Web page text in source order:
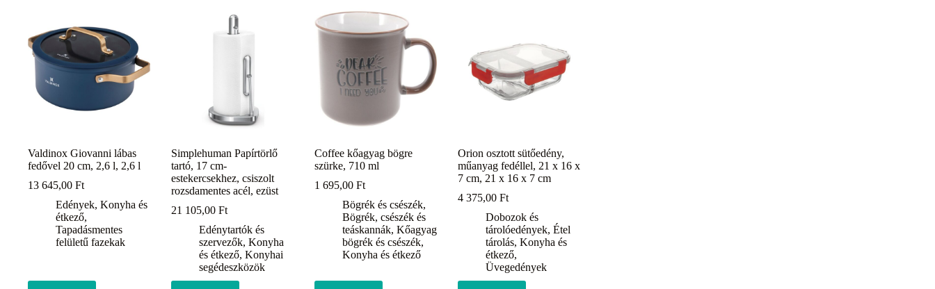
Valdinox Giovanni lábas
fedővel 20 cm, 2,6 l, 2,6 l
13 645,00 Ft
Edények, Konyha és
étkező,
Tapadásmentes
felületű fazekak
Simplehuman Papírtörlő
tartó, 17 cm-
estekercsekhez, csiszolt
rozsdamentes acél, ezüst
21 105,00Ft
Edénytartók és
szervezők,Konyha
és étkező,Konyhai
segédeszközök
Coffee kőagyag bögre
szürke, 710 ml
1 695,00Ft
Bögrék és csészék,
Bögrék, csészék és
teáskannák,Kőagyag
bögrék és csészék,
Konyha és étkező
Orion osztott sütőedény,
műanyag fedéllel, 21 x 16 x
7 cm, 21 x 16 x 7 cm
4 375,00Ft
Dobozok és
tárolóedények,Étel
tárolás,Konyha és
étkező,
Üvegedények